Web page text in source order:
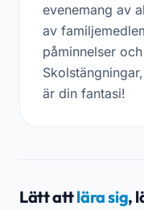
evenemang av
av
påminnelser
är din fantasi!
Lätt attlära sig,